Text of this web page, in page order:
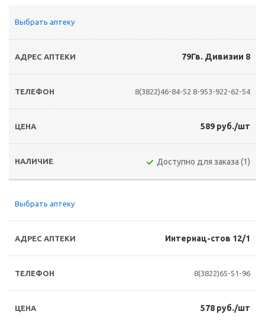
Выбрать аптеку
79Гв. Дивизии 8
8(3822)46-84-52 8-953-922-62-54
589 руб./шт
Доступно для заказа (1)
Выбрать аптеку
Интернац-стов 12/1
8(3822)65-51-96
578 руб./шт